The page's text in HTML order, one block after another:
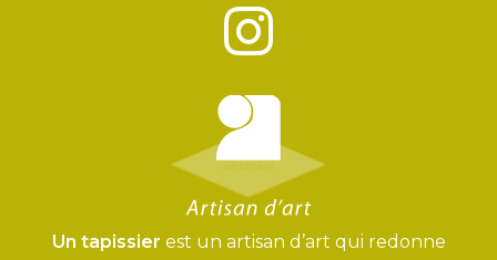
Un tapissier est un artisan d’art qui redonne